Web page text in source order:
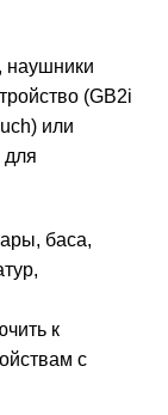
наушники
(GB2i
или
для
баса,
к
с